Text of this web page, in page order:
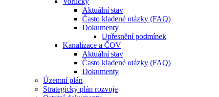
Aktuální stav
Často kladené otázky (FAQ)
Dokumenty
Upřesnění podmínek
Kanalizace a ČOV
Aktuální stav
Často kladené otázky (FAQ)
Dokumenty
Územní plán
Strategický plán rozvoje